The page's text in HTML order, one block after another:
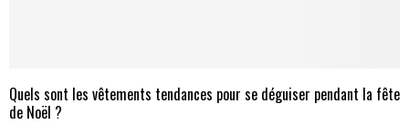
Quels sont les vêtements tendances pour se déguiser pendant la fête
de Noël ?